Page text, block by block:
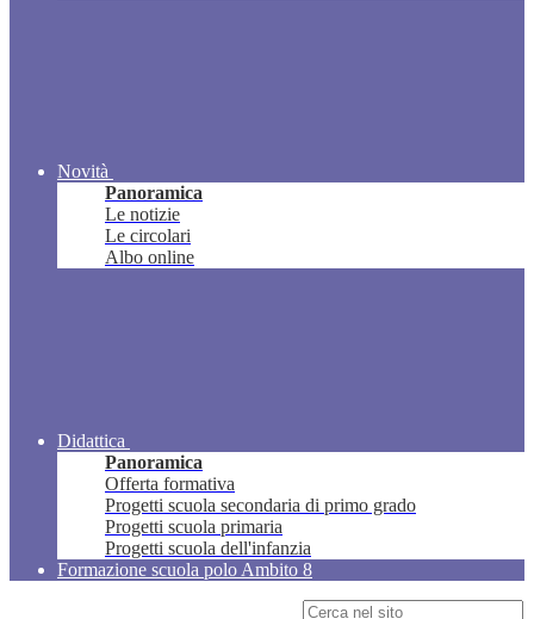
Novità
Panoramica
Le notizie
Le circolari
Albo online
Didattica
Panoramica
Offerta formativa
Progetti scuola secondaria di primo grado
Progetti scuola primaria
Progetti scuola dell'infanzia
Formazione scuola polo Ambito 8